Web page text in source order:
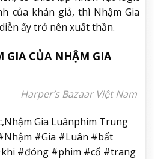
của khán giả, thì Nhậm Gia
ấy trở nên xuất thần.
GIA CỦA NHẬM GIA
Harper’s Bazaar Việt Nam
Gia Luânphim Trung
#Gia #Luân #bất
#đóng #phim #cổ #trang